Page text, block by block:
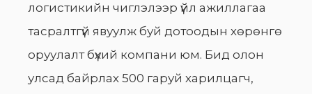
логистикийн чиглэлээр үйл ажиллагаа
тасралтгүй явуулж буй дотоодын хөрөнгө
оруулалт бүхий компани юм. Бид олон
улсад байрлах 500 гаруй харилцагч,